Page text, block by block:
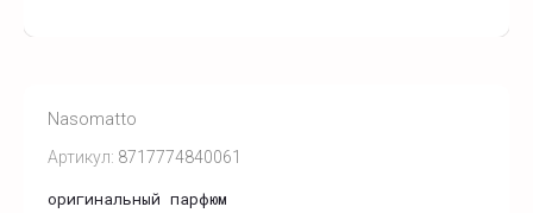
Артикул: 8717774840061
Nasomatto
оригинальный парфюм